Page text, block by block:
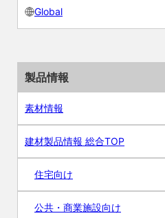
Global
製品情報
素材情報
建材製品情報 総合TOP
住宅向け
公共・商業施設向け